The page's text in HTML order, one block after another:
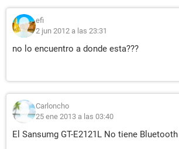
efi
2 jun 2012 a las 23:31
no lo encuentro a donde esta???
Carloncho
25 ene 2013 a las 03:40
El Sansumg GT-E2121L No tiene Bluetooth